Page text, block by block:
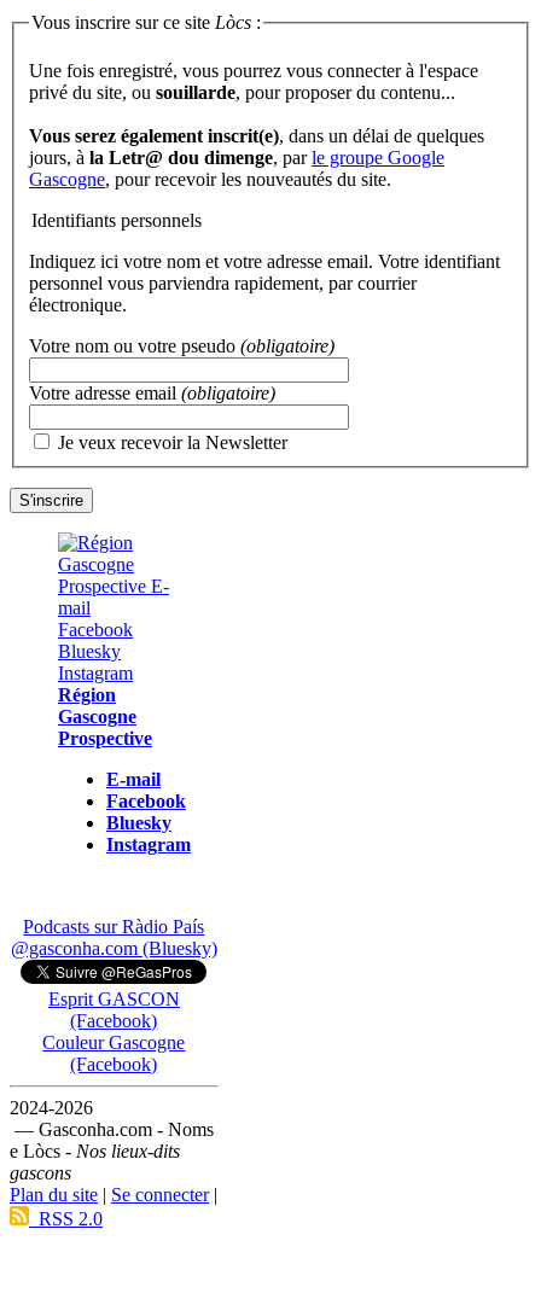
Vous inscrire sur ce site Lòcs :
Une fois enregistré, vous pourrez vous connecter à l'espace
privé du site, ou souillarde , pour proposer du contenu...
Vous serez également inscrit(e), dans un délai de quelques
jours, à la Letr@ dou dimenge, parle groupe Google
Gascogne, pour recevoir les nouveautés du site.
Identifiants personnels
Indiquez ici votre nom et votre adresse email. Votre identifiant
personnel vous parviendra rapidement, par courrier
électronique.
Votre nom ou votre pseudo (obligatoire)
Votre adresse email (obligatoire)
Je veux recevoir la Newsletter
Région
Gascogne
Prospective
E-mail
Facebook
Bluesky
Instagram
Podcasts sur Ràdio País
@gasconha.com (Bluesky)
Esprit GASCON
(Facebook)
Couleur Gascogne
(Facebook)
2024-2026
— Gasconha.com - Noms
e Lòcs - Nos lieux-dits
gascons
Plan du site | Se connecter|
RSS 2.0